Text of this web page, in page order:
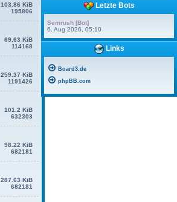
103.86 KiB
195806
69.63 KiB
114168
259.37 KiB
1191426
101.2 KiB
632303
98.22 KiB
682181
287.63 KiB
682181
Letzte Bots
Semrush [Bot]
6. Aug 2026, 05:10
Links
Board3.de
phpBB.com